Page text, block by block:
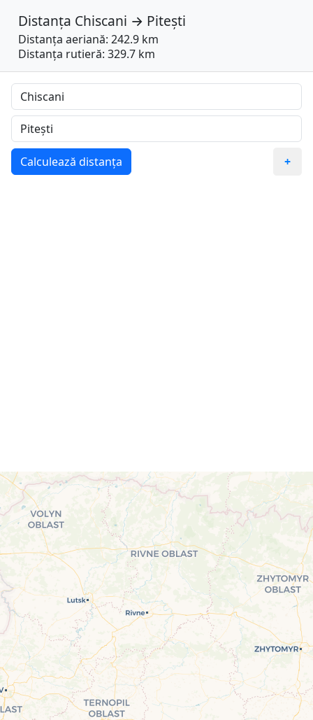
Distanța Chiscani → Pitești
Distanța aeriană: 242.9 km
Distanța rutieră: 329.7 km
Calculează distanța +